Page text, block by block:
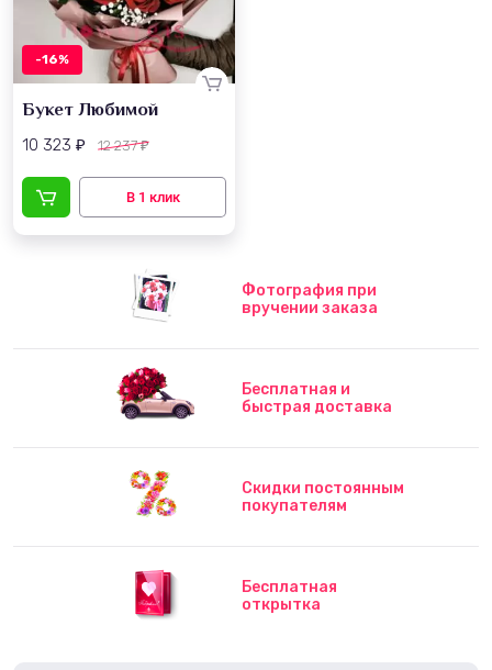
-16%
Букет Любимой
10 323 ₽ 12 237₽
Фотография при
вручении заказа
Бесплатная и
быстрая доставка
Скидки постоянным
покупателям
Бесплатная
открытка